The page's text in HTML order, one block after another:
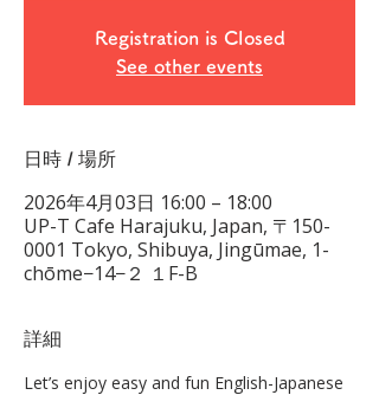
Registration is Closed
See other events
日時 / 場所
2026年4月03日 16:00 – 18:00
UP-T Cafe Harajuku, Japan, 〒150-
0001 Tokyo, Shibuya, Jingūmae, 1-
chōme−14−２ １F-B
詳細
Let’s enjoy easy and fun English-Japanese